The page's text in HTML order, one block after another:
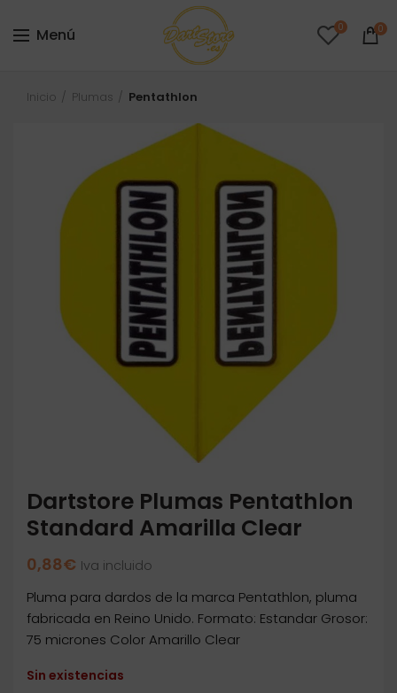
Menú 0 0
Inicio Plumas Pentathlon
Dartstore Plumas Pentathlon
Standard Amarilla Clear
0,88€ Iva incluido
Pluma para dardos de la marca Pentathlon, pluma
fabricada en Reino Unido. Formato: Estandar Grosor:
75 micrones Color Amarillo Clear
Sin existencias